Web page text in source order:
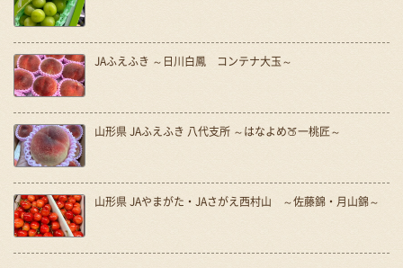
JAふえふき ～日川白鳳 コンテナ大玉～
山形県 JAふえふき 八代支所 ～はなよめ🍑一桃匠～
山形県 JAやまがた・JAさがえ西村山 ～佐藤錦・月山錦～